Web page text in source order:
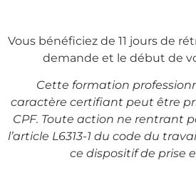
Vous bénéficiez de 11 jours de
demande et le début de
Cette formation
caractère certifiant peut être
CPF. Toute action ne rentrant
l’article L6313-1 du code du
ce dispositif de prise